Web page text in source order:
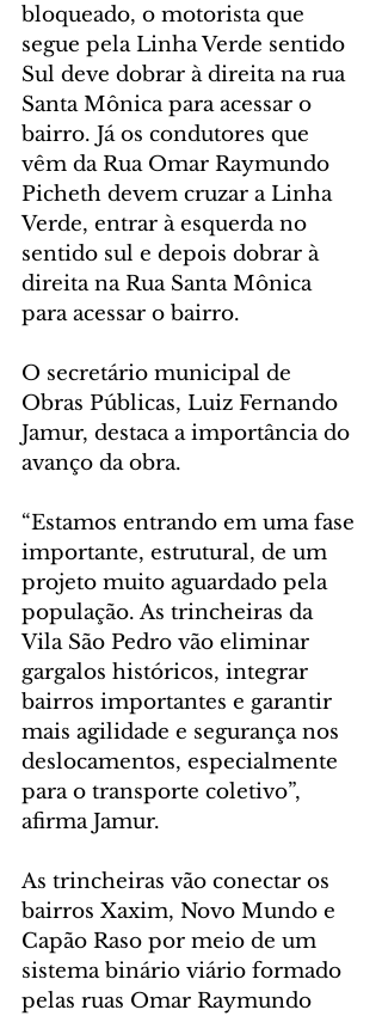
bloqueado, o motorista que
segue pela Linha Verde sentido
Sul deve dobrar à direita na rua
Santa Mônica para acessar o
bairro. Já os condutores que
vêm da Rua Omar Raymundo
Picheth devem cruzar a Linha
Verde, entrar à esquerda no
sentido sul e depois dobrar à
direita na Rua Santa Mônica
para acessar o bairro.
O secretário municipal de
Obras Públicas, Luiz Fernando
Jamur, destaca a importância do
avanço da obra.
“Estamos entrando em uma fase
importante, estrutural, de um
projeto muito aguardado pela
população. As trincheiras da
Vila São Pedro vão eliminar
gargalos históricos, integrar
bairros importantes e garantir
mais agilidade e segurança nos
deslocamentos, especialmente
para o transporte coletivo”,
afirma Jamur.
As trincheiras vão conectar os
bairros Xaxim, Novo Mundo e
Capão Raso por meio de um
sistema binário viário formado
pelas ruas Omar Raymundo